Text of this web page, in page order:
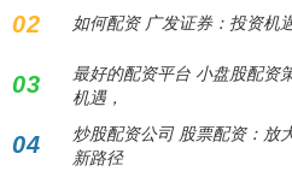
02 如何配资 广发证券：投资机
03
最好的配资平台 小盘股配资
机遇，
04
炒股配资公司 股票配资：放
新路径